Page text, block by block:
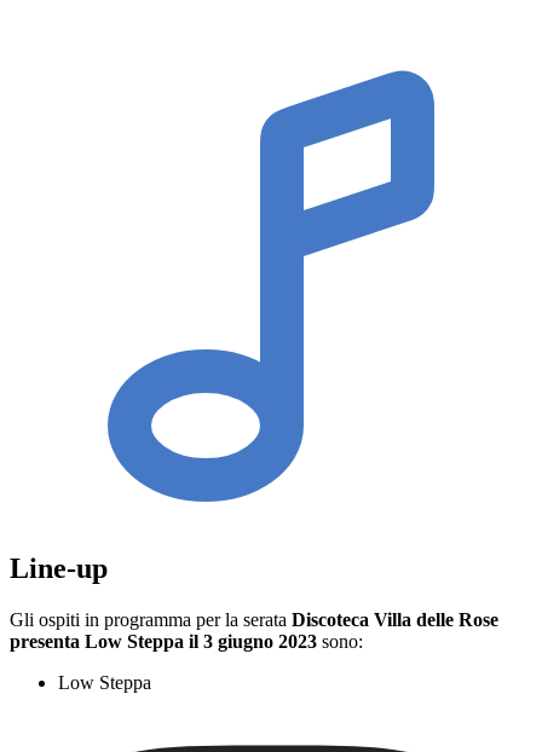
Line-up
Gli ospiti in programma per la serata Discoteca Villa delle Rose
presenta Low Steppa il 3 giugno 2023 sono:
Low Steppa